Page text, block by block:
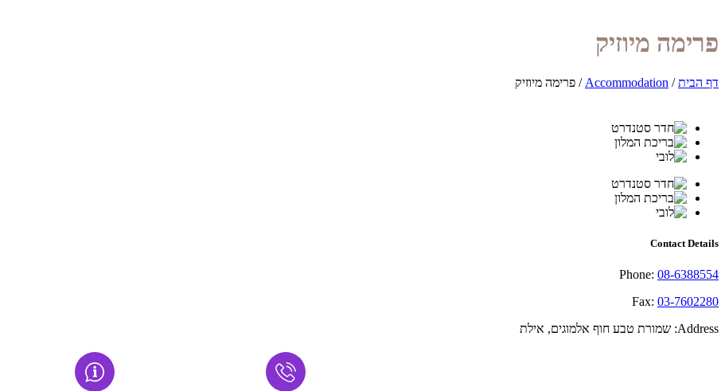
פרימה מיוזיק
דף הבית/
Accommodation
/ פרימה מיוזיק
Contact Details
Phone: 08-6388554
Fax: 03-7602280
Address: שמורת טבע חוף אלמוגים, אילת